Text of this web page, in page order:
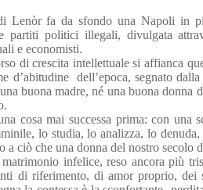
Lenòr fa da sfondo una Napoli in
partiti politici illegali, divulgata
e economisti.
di crescita intellettuale si affianca
d’abitudine
dell’epoca, segnato
buona madre, né una buona
cosa mai successa prima: con una
lo studia, lo analizza, lo denuda,
ciò che una donna del nostro secolo
infelice, reso ancora più
di riferimento, di amor proprio,